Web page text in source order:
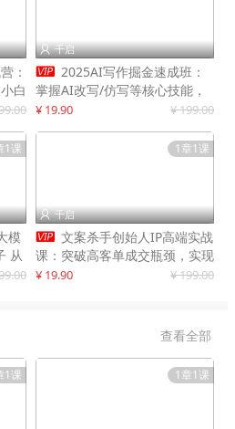
：
白
 千启
 2025AI写作掘金速成班：
掌握AI改写/仿写等核心技能，
实现单篇文案变现500+
¥ 19.90 ¥ 199.00
1课
模
从
1章1课
 千启
 文案杀手创始人IP高端实战
课：突破高客单成交瓶颈，实现
IP商业价值最大化
¥ 19.90 ¥ 199.00
查看全部
1课 1章1课